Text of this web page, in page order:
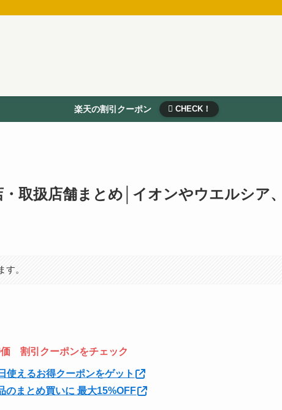
楽天の割引クーポン CHECK！
取扱店舗まとめ│イオンやウエルシア、
。
割引クーポンをチェック
使えるお得クーポンをゲット
のまとめ買いに 最大15%OFF